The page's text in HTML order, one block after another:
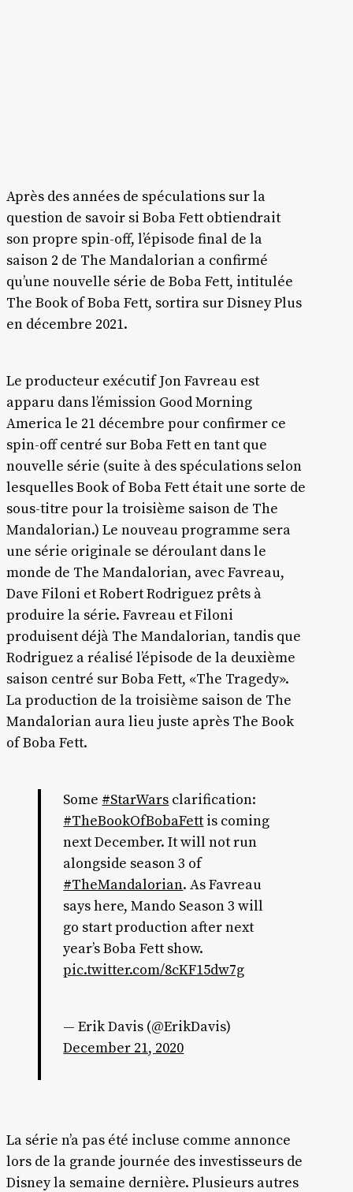
Après des années de spéculations sur la
question de savoir si Boba Fett obtiendrait
son propre spin-off, l’épisode final de la
saison 2 de The Mandalorian a confirmé
qu’une nouvelle série de Boba Fett, intitulée
The Book of Boba Fett, sortira sur Disney Plus
en décembre 2021.
Le producteur exécutif Jon Favreau est
apparu dans l’émission Good Morning
America le 21 décembre pour confirmer ce
spin-off centré sur Boba Fett en tant que
nouvelle série (suite à des spéculations selon
lesquelles Book of Boba Fett était une sorte de
sous-titre pour la troisième saison de The
Mandalorian.) Le nouveau programme sera
une série originale se déroulant dans le
monde de The Mandalorian, avec Favreau,
Dave Filoni et Robert Rodriguez prêts à
produire la série. Favreau et Filoni
produisent déjà The Mandalorian, tandis que
Rodriguez a réalisé l’épisode de la deuxième
saison centré sur Boba Fett, «The Tragedy».
La production de la troisième saison de The
Mandalorian aura lieu juste après The Book
of Boba Fett.
Some #StarWars clarification:
#TheBookOfBobaFett is coming
next December. It will not run
alongside season 3 of
#TheMandalorian. As Favreau
says here, Mando Season 3 will
go start production after next
year’s Boba Fett show.
pic.twitter.com/8cKF15dw7g
— Erik Davis (@ErikDavis)
December 21, 2020
La série n’a pas été incluse comme annonce
lors de la grande journée des investisseurs de
Disney la semaine dernière. Plusieurs autres